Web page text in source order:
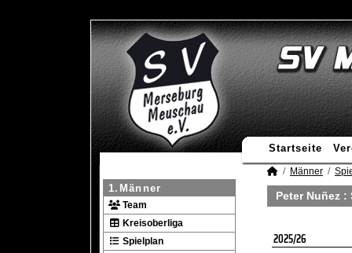
Startseite
1.Männer
Team
Kreisoberliga
Spielplan
Männer
Peter Nuñez :
2025/26